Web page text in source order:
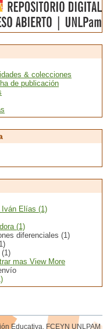
& colecciones
de publicación
Iván Elías (1)
(1)
diferenciales (1)
mas View More
Educativa. FCEYN UNLPAM